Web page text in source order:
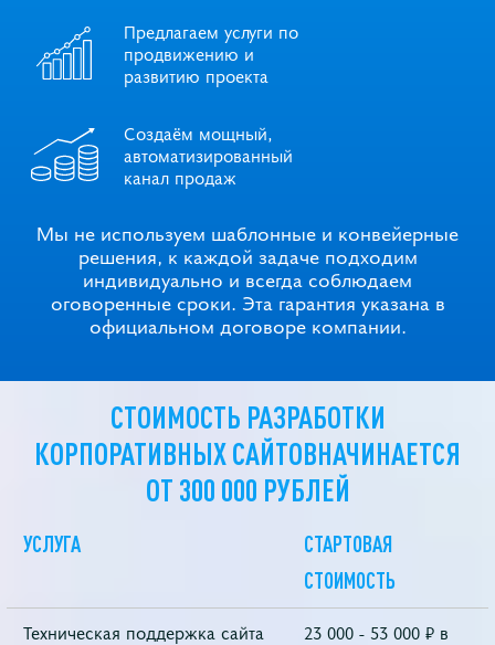
Предлагаем услуги по
продвижению и
развитию проекта
Создаём мощный,
автоматизированный
канал продаж
Мы не используем шаблонные и конвейерные
решения, к каждой задаче подходим
индивидуально и всегда соблюдаем
оговоренные сроки. Эта гарантия указана в
официальном договоре компании.
СТОИМОСТЬ РАЗРАБОТКИ
КОРПОРАТИВНЫХ САЙТОВНАЧИНАЕТСЯ
ОТ 300 000 РУБЛЕЙ
УСЛУГА
СТАРТОВАЯ
СТОИМОСТЬ
Техническая поддержка сайта
23 000 - 53 000 ₽ в